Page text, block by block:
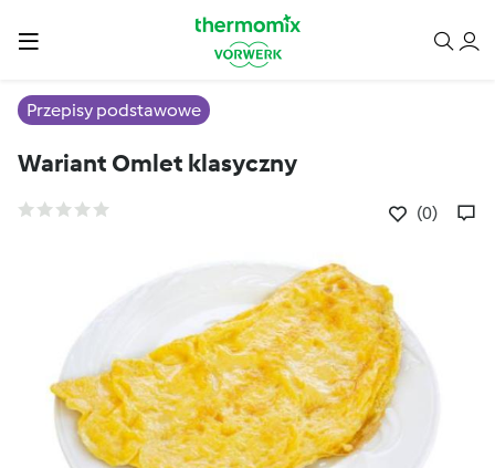
Przepisy podstawowe
Wariant Omlet klasyczny
(0)